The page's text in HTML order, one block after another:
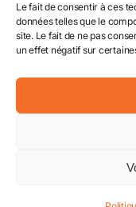
Le fait de consentir à ces
données telles que le
site. Le fait de ne pas
un effet négatif sur
Escape
© 2024 - 2026 •